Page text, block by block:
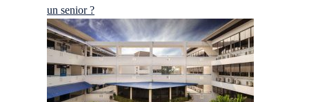
un senior ?